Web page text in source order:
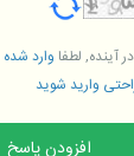
آینده, لطفا وارد شده
وارید شوید